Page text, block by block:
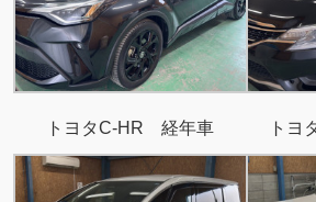
トヨタC-HR 経年車 トヨ